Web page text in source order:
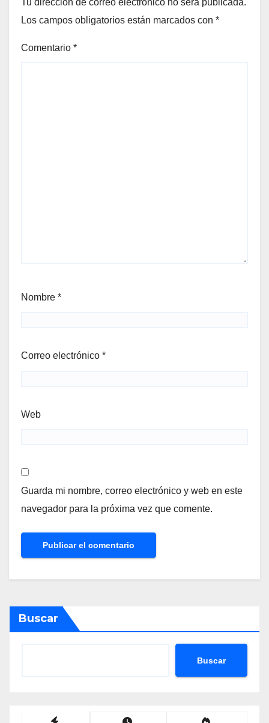
Los campos obligatorios están marcados con *
Comentario *
Nombre *
Correo electrónico *
Web
Guarda mi nombre, correo electrónico y web en este
navegador para la próxima vez que comente.
Buscar
Buscar